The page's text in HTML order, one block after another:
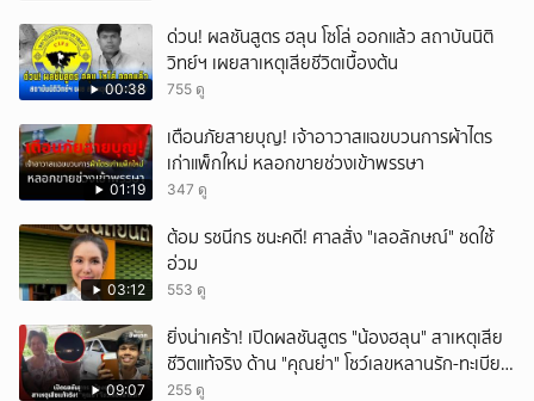
00:38
ด่วน! ผลชันสูตร ฮลุน โซโล่ ออกแล้ว สถาบันนิติ
วิทย์ฯ เผยสาเหตุเสียชีวิตเบื้องต้น
755 ดู
01:19
เตือนภัยสายบุญ! เจ้าอาวาสแฉขบวนการผ้าไตร
เก่าแพ็กใหม่ หลอกขายช่วงเข้าพรรษา
347 ดู
03:12
ต้อม รชนีกร ชนะคดี! ศาลสั่ง "เลอลักษณ์" ชดใช้
อ่วม
553 ดู
09:07
ยิ่งน่าเศร้า! เปิดผลชันสูตร "น้องฮลุน" สาเหตุเสีย
ชีวิตแท้จริง ด้าน "คุณย่า" โชว์เลขหลานรัก-ทะเบียน
รถเคลื่อนร่าง!
255 ดู